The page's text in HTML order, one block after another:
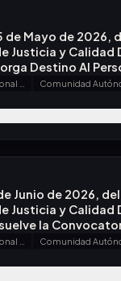
de Mayo de 2026,
Justicia y Calidad
Destino Al
de Gestión
la Administración
Selectivo
de Acceso Libre,
Junio de 2026, del
Justicia y Calidad
la
por
las Oficinas
y Tarragona.